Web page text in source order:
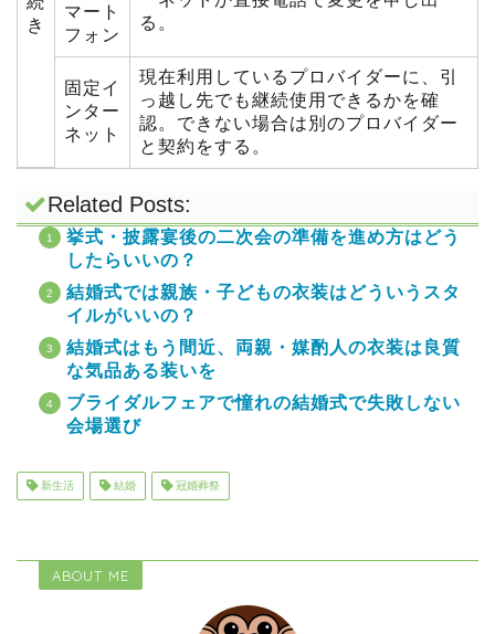
き
マート
フォン
る。
固定イ
ンター
ネット
現在利用しているプロバイダーに、引
っ越し先でも継続使用できるかを確
認。できない場合は別のプロバイダー
と契約をする。
Related Posts:
挙式・披露宴後の二次会の準備を進め方はどう
したらいいの？
結婚式では親族・子どもの衣装はどういうスタ
イルがいいの？
結婚式はもう間近、両親・媒酌人の衣装は良質
な気品ある装いを
ブライダルフェアで憧れの結婚式で失敗しない
会場選び
新生活 結婚 冠婚葬祭
ABOUT ME